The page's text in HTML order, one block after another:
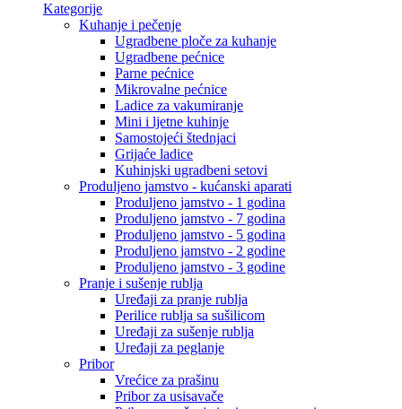
Kategorije
Kuhanje i pečenje
Ugradbene ploče za kuhanje
Ugradbene pećnice
Parne pećnice
Mikrovalne pećnice
Ladice za vakumiranje
Mini i ljetne kuhinje
Samostojeći štednjaci
Grijaće ladice
Kuhinjski ugradbeni setovi
Produljeno jamstvo - kućanski aparati
Produljeno jamstvo - 1 godina
Produljeno jamstvo - 7 godina
Produljeno jamstvo - 5 godina
Produljeno jamstvo - 2 godine
Produljeno jamstvo - 3 godine
Pranje i sušenje rublja
Uređaji za pranje rublja
Perilice rublja sa sušilicom
Uređaji za sušenje rublja
Uređaji za peglanje
Pribor
Vrećice za prašinu
Pribor za usisavače